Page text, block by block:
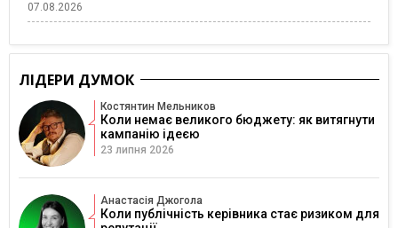
07.08.2026
ЛІДЕРИ ДУМОК
Костянтин Мельников
Коли немає великого бюджету: як витягнути
кампанію ідеєю
23 липня 2026
Анастасія Джогола
Коли публічність керівника стає ризиком для